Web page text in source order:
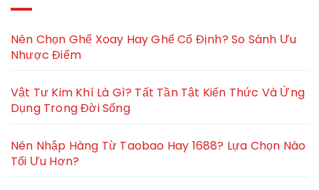
Nên Chọn Ghế Xoay Hay Ghế Cố Định? So Sánh Ưu
Nhược Điểm
Vật Tư Kim Khí Là Gì? Tất Tần Tật Kiến Thức Và Ứng
Dụng Trong Đời Sống
Nên Nhập Hàng Từ Taobao Hay 1688? Lựa Chọn Nào
Tối Ưu Hơn?